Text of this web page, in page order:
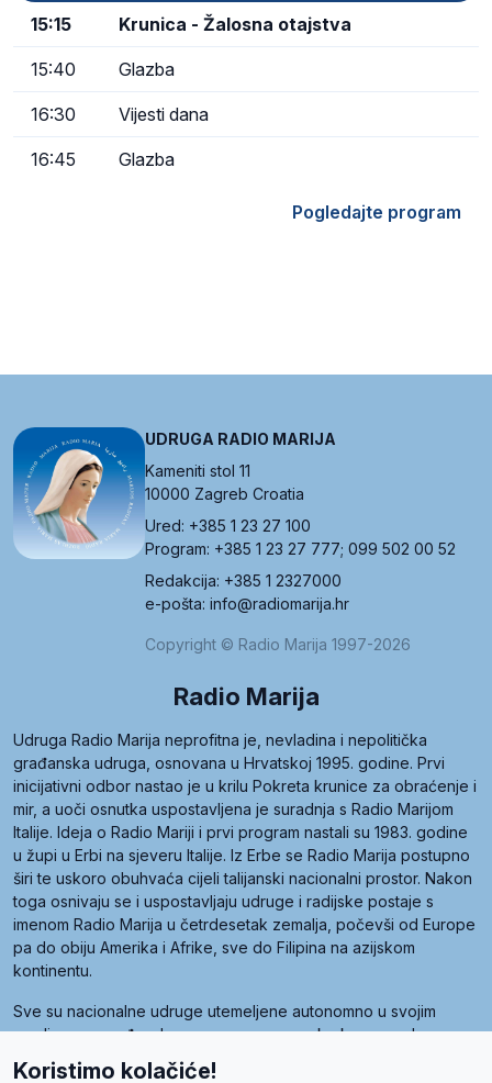
15:15 Krunica - Žalosna otajstva
15:40 Glazba
16:30 Vijesti dana
16:45 Glazba
Pogledajte program
UDRUGA RADIO MARIJA
Kameniti stol 11
10000 Zagreb Croatia
Ured: +385 1 23 27 100
Program: +385 1 23 27 777; 099 502 00 52
Redakcija: +385 1 2327000
e-pošta: info@radiomarija.hr
Copyright © Radio Marija 1997-2026
Radio Marija
Udruga Radio Marija neprofitna je, nevladina i nepolitička
građanska udruga, osnovana u Hrvatskoj 1995. godine. Prvi
inicijativni odbor nastao je u krilu Pokreta krunice za obraćenje i
mir, a uoči osnutka uspostavljena je suradnja s Radio Marijom
Italije. Ideja o Radio Mariji i prvi program nastali su 1983. godine
u župi u Erbi na sjeveru Italije. Iz Erbe se Radio Marija postupno
širi te uskoro obuhvaća cijeli talijanski nacionalni prostor. Nakon
toga osnivaju se i uspostavljaju udruge i radijske postaje s
imenom Radio Marija u četrdesetak zemalja, počevši od Europe
pa do obiju Amerika i Afrike, sve do Filipina na azijskom
kontinentu.
Sve su nacionalne udruge utemeljene autonomno u svojim
zemljama, a međusobna su povezane preko krovne udruge
pod nazivom Svjetska obitelj Radio Marije (World Family of
Koristimo kolačiće!